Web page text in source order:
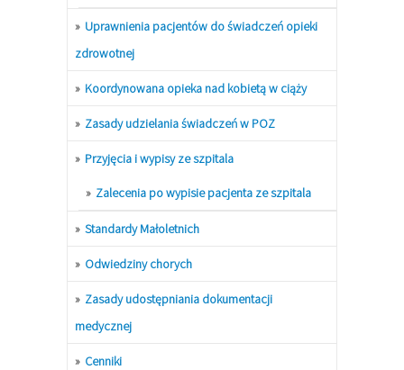
Uprawnienia pacjentów do świadczeń opieki
zdrowotnej
Koordynowana opieka nad kobietą w ciąży
Zasady udzielania świadczeń w POZ
Przyjęcia i wypisy ze szpitala
Zalecenia po wypisie pacjenta ze szpitala
Standardy Małoletnich
Odwiedziny chorych
Zasady udostępniania dokumentacji
medycznej
Cenniki